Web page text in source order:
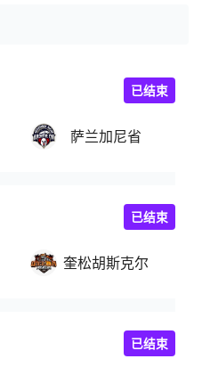
萨兰加尼省
已结束
奎松胡斯克尔
已结束
已结束